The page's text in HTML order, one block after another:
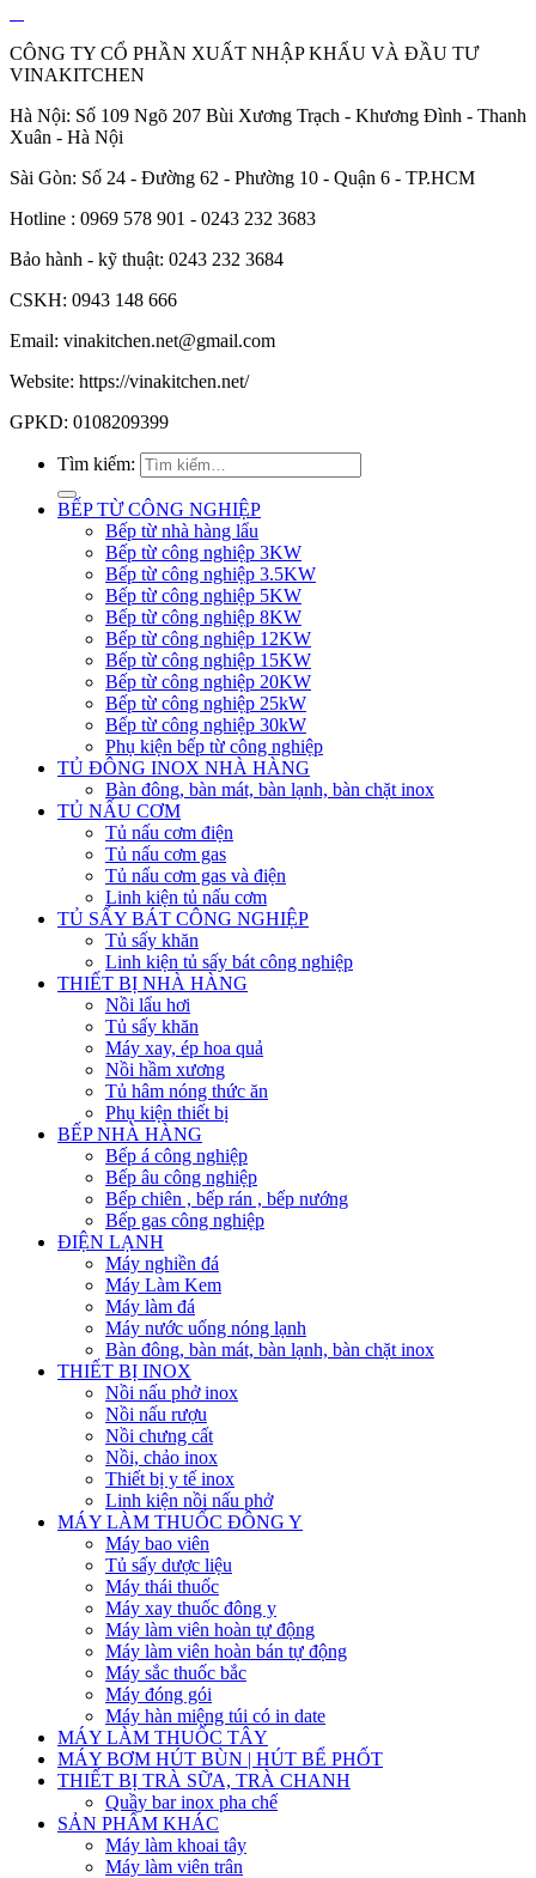
CÔNG TY CỔ PHẦN XUẤT NHẬP KHẨU VÀ ĐẦU TƯ
VINAKITCHEN
Hà Nội: Số 109 Ngõ 207 Bùi Xương Trạch - Khương Đình - Thanh
Xuân - Hà Nội
Sài Gòn: Số 24 - Đường 62 - Phường 10 - Quận 6 - TP.HCM
Hotline : 0969 578 901 - 0243 232 3683
Bảo hành - kỹ thuật: 0243 232 3684
CSKH: 0943 148 666
Email: vinakitchen.net@gmail.com
Website: https://vinakitchen.net/
GPKD: 0108209399
Tìm kiếm:
BẾP TỪ CÔNG NGHIỆP
Bếp từ nhà hàng lẩu
Bếp từ công nghiệp 3KW
Bếp từ công nghiệp 3.5KW
Bếp từ công nghiệp 5KW
Bếp từ công nghiệp 8KW
Bếp từ công nghiệp 12KW
Bếp từ công nghiệp 15KW
Bếp từ công nghiệp 20KW
Bếp từ công nghiệp 25kW
Bếp từ công nghiệp 30kW
Phụ kiện bếp từ công nghiệp
TỦ ĐÔNG INOX NHÀ HÀNG
Bàn đông, bàn mát, bàn lạnh, bàn chặt inox
TỦ NẤU CƠM
Tủ nấu cơm điện
Tủ nấu cơm gas
Tủ nấu cơm gas và điện
Linh kiện tủ nấu cơm
TỦ SẤY BÁT CÔNG NGHIỆP
Tủ sấy khăn
Linh kiện tủ sấy bát công nghiệp
THIẾT BỊ NHÀ HÀNG
Nồi lẩu hơi
Tủ sấy khăn
Máy xay, ép hoa quả
Nồi hầm xương
Tủ hâm nóng thức ăn
Phụ kiện thiết bị
BẾP NHÀ HÀNG
Bếp á công nghiệp
Bếp âu công nghiệp
Bếp chiên , bếp rán , bếp nướng
Bếp gas công nghiệp
ĐIỆN LẠNH
Máy nghiền đá
Máy Làm Kem
Máy làm đá
Máy nước uống nóng lạnh
Bàn đông, bàn mát, bàn lạnh, bàn chặt inox
THIẾT BỊ INOX
Nồi nấu phở inox
Nồi nấu rượu
Nồi chưng cất
Nồi, chảo inox
Thiết bị y tế inox
Linh kiện nồi nấu phở
MÁY LÀM THUỐC ĐÔNG Y
Máy bao viên
Tủ sấy dược liệu
Máy thái thuốc
Máy xay thuốc đông y
Máy làm viên hoàn tự động
Máy làm viên hoàn bán tự động
Máy sắc thuốc bắc
Máy đóng gói
Máy hàn miệng túi có in date
MÁY LÀM THUỐC TÂY
MÁY BƠM HÚT BÙN | HÚT BỂ PHỐT
THIẾT BỊ TRÀ SỮA, TRÀ CHANH
Quầy bar inox pha chế
SẢN PHẨM KHÁC
Máy làm khoai tây
Máy làm viên trân